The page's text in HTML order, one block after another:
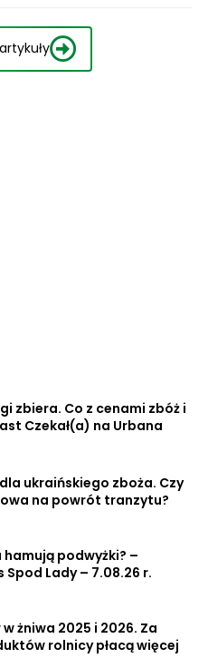
zbiera. Co z cenami zbóż i
Czekał(a) na Urbana
ukraińskiego zboża. Czy
na powrót tranzytu?
hamują podwyżki? –
Spod Lady – 7.08.26 r.
żniwa 2025 i 2026. Za
rolnicy płacą więcej